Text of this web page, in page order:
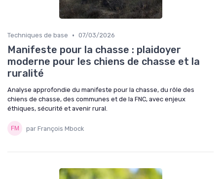
Techniques de base • 07/03/2026
Manifeste pour la chasse : plaidoyer
moderne pour les chiens de chasse et la
ruralité
Analyse approfondie du manifeste pour la chasse, du rôle des
chiens de chasse, des communes et de la FNC, avec enjeux
éthiques, sécurité et avenir rural.
par François Mbock